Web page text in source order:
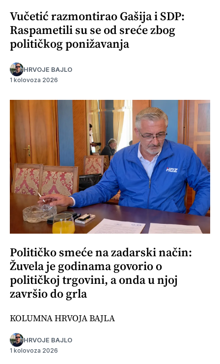
Vučetić razmontirao Gašija i SDP:
Raspametili su se od sreće zbog
političkog ponižavanja
HRVOJE BAJLO
1 kolovoza 2026
Političko smeće na zadarski način:
Žuvela je godinama govorio o
političkoj trgovini, a onda u njoj
završio do grla
KOLUMNA HRVOJA BAJLA
HRVOJE BAJLO
1 kolovoza 2026